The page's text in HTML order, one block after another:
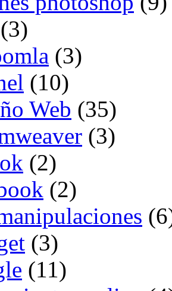
(3)
(3)
(10)
Web (35)
(3)
(2)
(2)
(3)
(11)